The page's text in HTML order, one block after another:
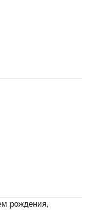
рождения,